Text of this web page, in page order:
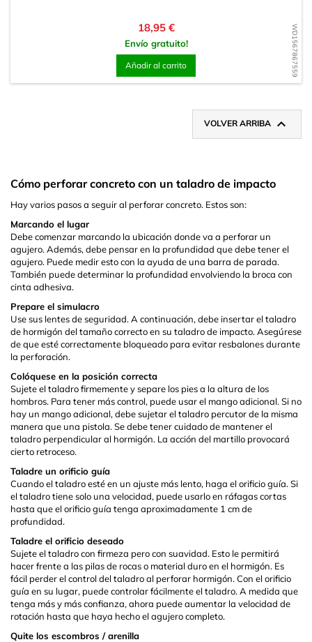
WD1567867559
Precio
18,95 €
Envío gratuito!
Añadir al carrito
VOLVER ARRIBA 
Cómo perforar concreto con un taladro de impacto
Hay varios pasos a seguir al perforar concreto. Estos son:
Marcando el lugar
Debe comenzar marcando la ubicación donde va a perforar un
agujero. Además, debe pensar en la profundidad que debe tener el
agujero. Puede medir esto con la ayuda de una barra de parada.
También puede determinar la profundidad envolviendo la broca con
cinta adhesiva.
Prepare el simulacro
Use sus lentes de seguridad. A continuación, debe insertar el taladro
de hormigón del tamaño correcto en su taladro de impacto. Asegúrese
de que esté correctamente bloqueado para evitar resbalones durante
la perforación.
Colóquese en la posición correcta
Sujete el taladro firmemente y separe los pies a la altura de los
hombros. Para tener más control, puede usar el mango adicional. Si no
hay un mango adicional, debe sujetar el taladro percutor de la misma
manera que una pistola. Se debe tener cuidado de mantener el
taladro perpendicular al hormigón. La acción del martillo provocará
cierto retroceso.
Taladre un orificio guía
Cuando el taladro esté en un ajuste más lento, haga el orificio guía. Si
el taladro tiene solo una velocidad, puede usarlo en ráfagas cortas
hasta que el orificio guía tenga aproximadamente 1 cm de
profundidad.
Taladre el orificio deseado
Sujete el taladro con firmeza pero con suavidad. Esto le permitirá
hacer frente a las pilas de rocas o material duro en el hormigón. Es
fácil perder el control del taladro al perforar hormigón. Con el orificio
guía en su lugar, puede controlar fácilmente el taladro. A medida que
tenga más y más confianza, ahora puede aumentar la velocidad de
rotación hasta que haya hecho el agujero completo.
Quite los escombros / arenilla